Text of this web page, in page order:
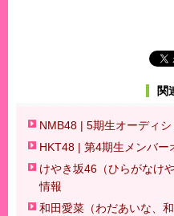
関
NMB48 | 5期生オーディ
HKT48 | 第4期生メンバー
けやき坂46（ひらがなけ
情報
和田愛菜（わだあいな、